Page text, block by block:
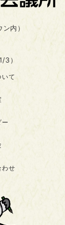
内）
3）
いて
ー
わせ